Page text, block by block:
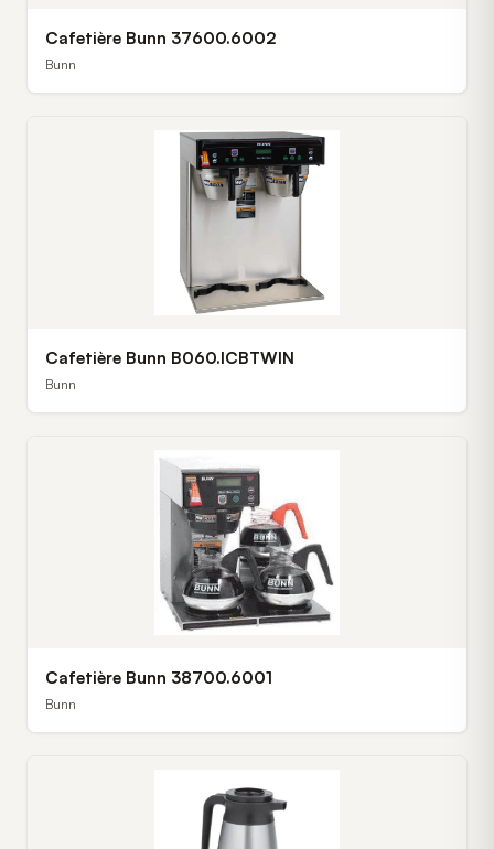
Cafetière Bunn 37600.6002
Bunn
Cafetière Bunn B060.ICBTWIN
Bunn
Cafetière Bunn 38700.6001
Bunn